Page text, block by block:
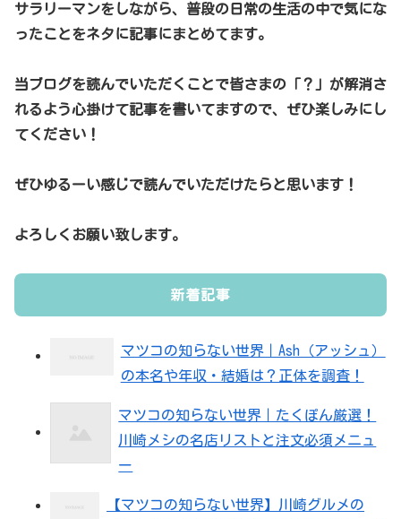
サラリーマンをしながら、普段の日常の生活の中で気にな
ったことをネタに記事にまとめてます。
当ブログを読んでいただくことで皆さまの「？」が解消さ
れるよう心掛けて記事を書いてますので、ぜひ楽しみにし
てください！
ぜひゆるーい感じで読んでいただけたらと思います！
よろしくお願い致します。
新着記事
マツコの知らない世界｜Ash（アッシュ）
の本名や年収・結婚は？正体を調査！
マツコの知らない世界｜たくぽん厳選！
川崎メシの名店リストと注文必須メニュ
ー
【マツコの知らない世界】川崎グルメの